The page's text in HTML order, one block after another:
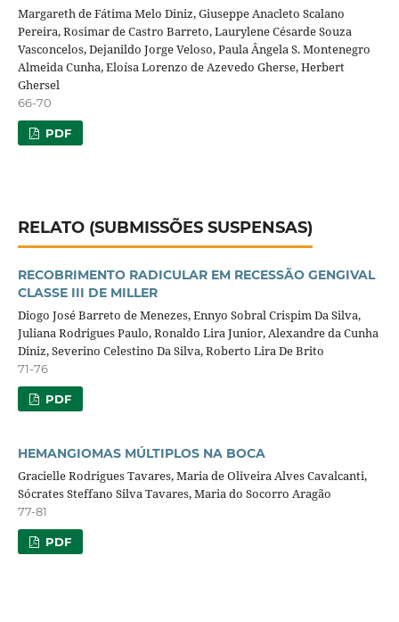
Margareth de Fátima Melo Diniz, Giuseppe Anacleto Scalano
Pereira, Rosimar de Castro Barreto, Laurylene Césarde Souza
Vasconcelos, Dejanildo Jorge Veloso, Paula Ângela S. Montenegro
Almeida Cunha, Eloísa Lorenzo de Azevedo Gherse, Herbert
Ghersel
66-70
PDF
RELATO (SUBMISSÕES SUSPENSAS)
RECOBRIMENTO RADICULAR EM RECESSÃO GENGIVAL
CLASSE III DE MILLER
Diogo José Barreto de Menezes, Ennyo Sobral Crispim Da Silva,
Juliana Rodrigues Paulo, Ronaldo Lira Junior, Alexandre da Cunha
Diniz, Severino Celestino Da Silva, Roberto Lira De Brito
71-76
PDF
HEMANGIOMAS MÚLTIPLOS NA BOCA
Gracielle Rodrigues Tavares, Maria de Oliveira Alves Cavalcanti,
Sócrates Steffano Silva Tavares, Maria do Socorro Aragão
77-81
PDF